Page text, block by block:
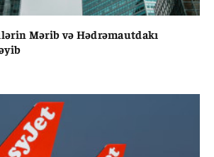
Mərib və Hədrəmautdakı